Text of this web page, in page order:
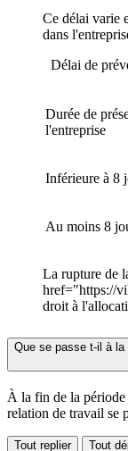
Ce délai varie
dans
Délai de
Durée de
l'entreprise
Inférieure à 8
Au moins 8
La rupture de
href="https://
droit à
Que se passe t-il à
À la fin de la période
relation de travail se
Tout replier Tout